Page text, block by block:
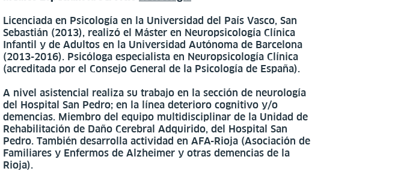
Licenciada en Psicología en la Universidad del País Vasco, San
Sebastián (2013), realizó el Máster en Neuropsicología Clínica
Infantil y de Adultos en la Universidad Autónoma de Barcelona
(2013-2016). Psicóloga especialista en Neuropsicología Clínica
(acreditada por el Consejo General de la Psicología de España).
A nivel asistencial realiza su trabajo en la sección de neurología
del Hospital San Pedro; en la línea deterioro cognitivo y/o
demencias. Miembro del equipo multidisciplinar de la Unidad de
Rehabilitación de Daño Cerebral Adquirido, del Hospital San
Pedro. También desarrolla actividad en AFA-Rioja (Asociación de
Familiares y Enfermos de Alzheimer y otras demencias de la
Rioja).